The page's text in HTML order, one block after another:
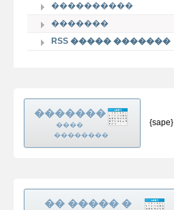
����������
�������
RSS ����� �������
�������
����
��������
{sape}
�� ����� �